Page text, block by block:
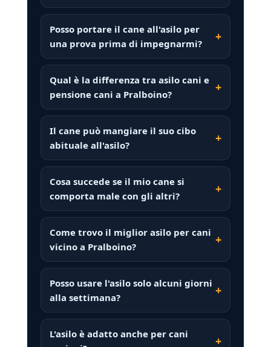
Posso portare il cane all'asilo per
una prova prima di impegnarmi?
Qual è la differenza tra asilo cani e
pensione cani a Pralboino?
Il cane può mangiare il suo cibo
abituale all'asilo?
Cosa succede se il mio cane si
comporta male con gli altri?
Come trovo il miglior asilo per cani
vicino a Pralboino?
Posso usare l'asilo solo alcuni giorni
alla settimana?
L'asilo è adatto anche per cani